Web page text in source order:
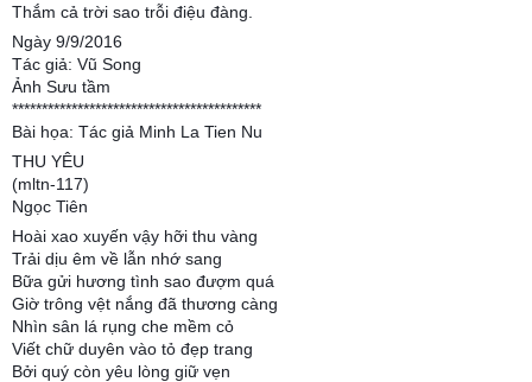
Thắm cả trời sao trỗi điệu đàng.
Ngày 9/9/2016
Tác giả: Vũ Song
Ảnh Sưu tầm
******************************************
Bài họa: Tác giả Minh La Tien Nu
THU YÊU
(mltn-117)
Ngọc Tiên
Hoài xao xuyến vậy hỡi thu vàng
Trải dịu êm về lẫn nhớ sang
Bữa gửi hương tình sao đượm quá
Giờ trông vệt nắng đã thương càng
Nhìn sân lá rụng che mềm cỏ
Viết chữ duyên vào tỏ đẹp trang
Bởi quý còn yêu lòng giữ vẹn